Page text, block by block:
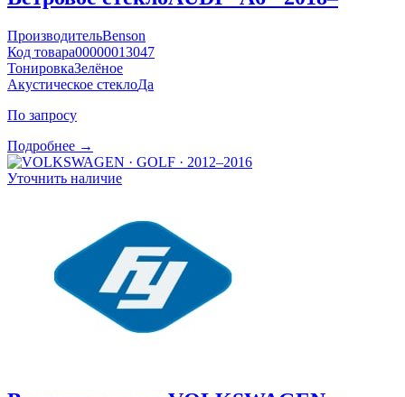
ПроизводительBenson
Код товара00000013047
ТонировкаЗелёное
Акустическое стеклоДа
По запросу
Подробнее →
Уточнить наличие